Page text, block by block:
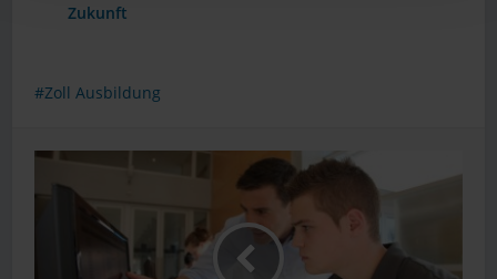
Zukunft
Zoll Ausbildung